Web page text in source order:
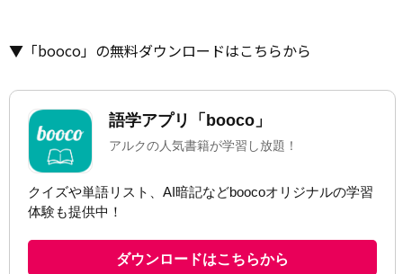
▼「booco」の無料ダウンロードはこちらから